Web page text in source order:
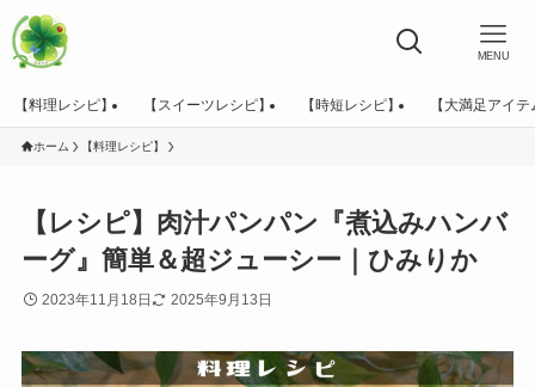
MENU
【料理レシピ】 【スイーツレシピ】 【時短レシピ】 【大満足アイテ
ホーム 【料理レシピ】
【レシピ】肉汁パンパン『煮込みハンバ
ーグ』簡単＆超ジューシー｜ひみりか
2023年11月18日 2025年9月13日